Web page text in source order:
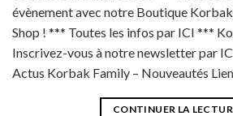
évènement avec notre Boutique
Shop ! *** Toutes les infos par ICI ***
Inscrivez-vous à notre newsletter par
Actus Korbak Family – Nouveautés
CONTINUER LA